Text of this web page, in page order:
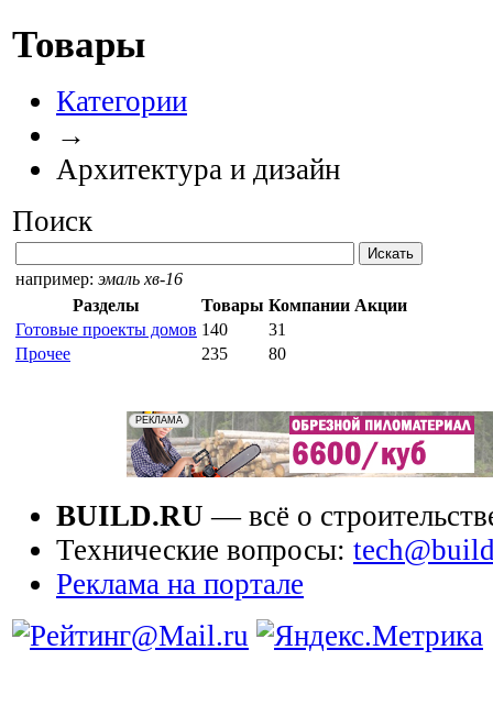
Товары
Категории
→
Архитектура и дизайн
Поиск
например: эмаль хв-16
Разделы
Товары Компании Акции
Готовые проекты домов 140
31
Прочее
235 80
BUILD.RU — всё о
Технические вопросы:
Реклама на портале